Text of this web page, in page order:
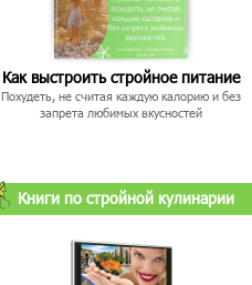
Как выстроить стройное питание
Похудеть, не считая каждую калорию и без
запрета любимых вкусностей
Книги по стройной кулинарии